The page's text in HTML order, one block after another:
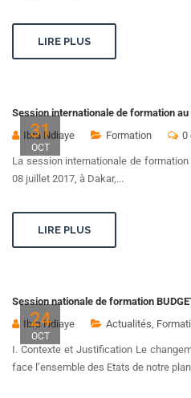
LIRE PLUS
31
OCT
Session internationale de formation
Ibra Ndiaye
Formation 0
La session internationale de formation
08 juillet 2017, à Dakar,...
LIRE PLUS
24
OCT
Session nationale de formation
Ibra Ndiaye
Actualités,
I. Contexte et Justification Le
face l’ensemble des Etats de notre